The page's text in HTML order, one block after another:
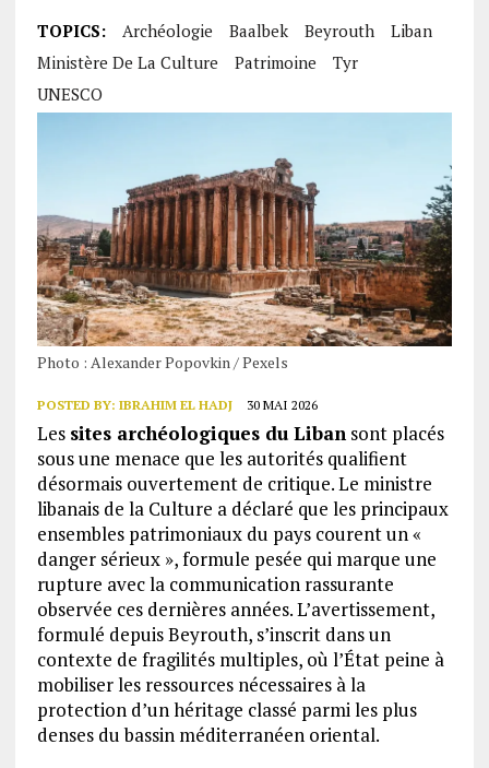
TOPICS: Archéologie Baalbek Beyrouth
Liban
Ministère De La Culture
Patrimoine
Tyr
UNESCO
Photo : Alexander Popovkin / Pexels
POSTED BY: IBRAHIM EL HADJ 30 MAI 2026
Les sites archéologiques du Libansont placés
sous une menace que les autorités qualifient
désormais ouvertement de critique. Le ministre
libanais de la Culture a déclaré que les principaux
ensembles patrimoniaux du pays courent un «
danger sérieux », formule pesée qui marque une
rupture avec la communication rassurante
observée ces dernières années. L’avertissement,
formulé depuis Beyrouth, s’inscrit dans un
contexte de fragilités multiples, où l’État peine à
mobiliser les ressources nécessaires à la
protection d’un héritage classé parmi les plus
denses du bassin méditerranéen oriental.